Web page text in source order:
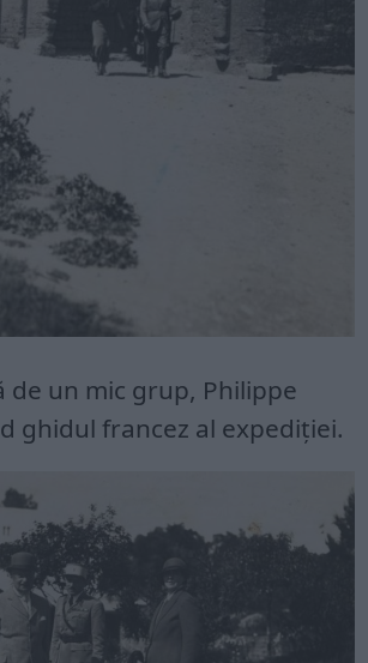
de un mic grup, Philippe
ghidul francez al expediției.